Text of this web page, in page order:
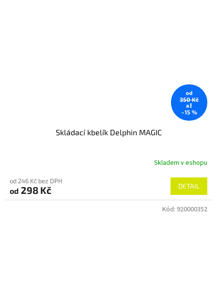
od
350 Kč
až
–15 %
Skládací kbelík Delphin MAGIC
Skladem v eshopu
od 246 Kč bez DPH
od 298 Kč DETAIL
Kód: 920000352